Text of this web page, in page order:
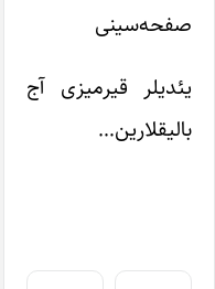
صفحه‌سینی
یئدیلر قیرمیزی آج
بالیقلارین…